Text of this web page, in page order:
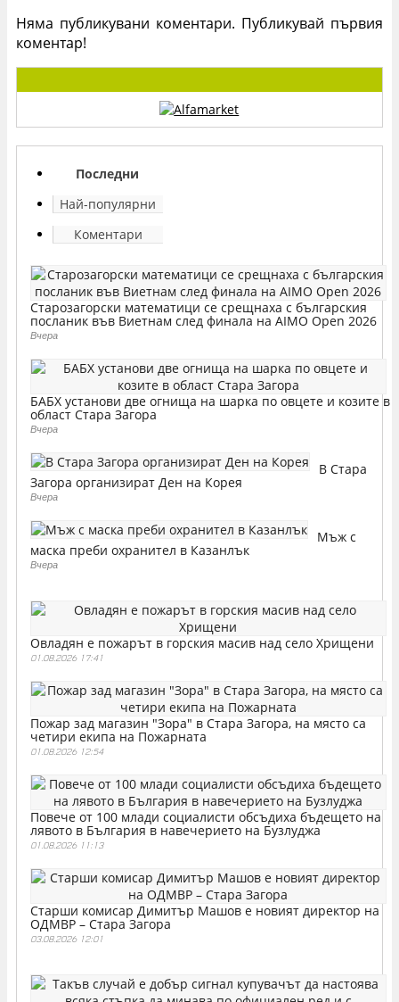
Няма публикувани коментари. Публикувай първия
коментар!
Последни
Най-популярни
Коментари
Старозагорски математици се срещнаха с българския
посланик във Виетнам след финала на AIMO Open 2026
Вчера
БАБХ установи две огнища на шарка по овцете и козите в
област Стара Загора
Вчера
В Стара
Загора организират Ден на Корея
Вчера
Мъж с
маска преби охранител в Казанлък
Вчера
Овладян е пожарът в горския масив над село Хрищени
01.08.2026 17:41
Пожар зад магазин "Зора" в Стара Загора, на място са
четири екипа на Пожарната
01.08.2026 12:54
Повече от 100 млади социалисти обсъдиха бъдещето на
лявото в България в навечерието на Бузлуджа
01.08.2026 11:13
Старши комисар Димитър Машов е новият директор на
ОДМВР – Стара Загора
03.08.2026 12:01